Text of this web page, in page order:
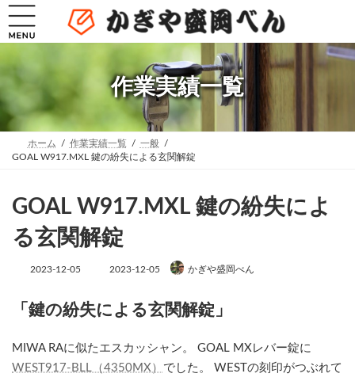
コ
テ
へ
ッ
プ
ナ
ゲ
ョ
移
動
作業実績一覧
ホーム 作業実績一覧
一般
GOAL W917.MXL 鍵の紛失による玄関解錠
GOAL W917.MXL 鍵の紛失によ
る玄関解錠
2023-12-05
最
新
日
:
2023-12-05 かぎや盛岡べん
「鍵の紛失による玄関解錠」
MIWA RAに似たエスカッシャン。 GOAL MXレバー錠に
WEST917-BLL（4350MX） でした。 WESTの刻印がつぶれて